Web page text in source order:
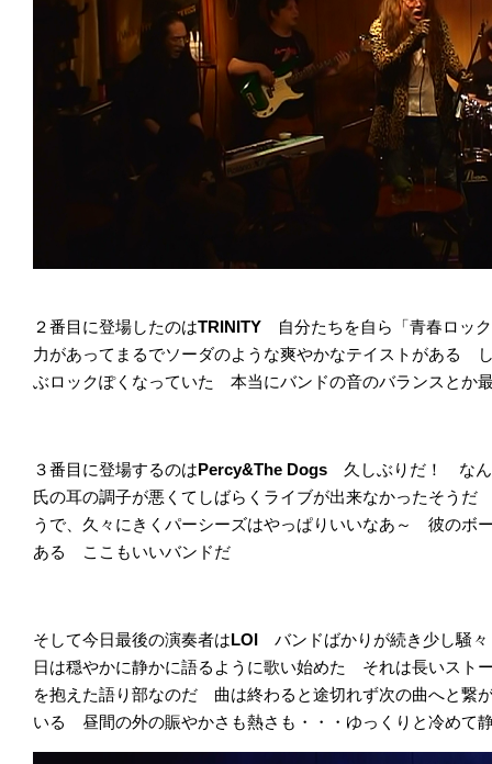
２番目に登場したのはTRINITY
自分たちを自ら「青春ロッ
力があってまるでソーダのような爽やかなテイストがある
ぶロックぽくなっていた 本当にバンドの音のバランスとか
３番目に登場するのはPercy&The Dogs 久しぶりだ！ なん
氏の耳の調子が悪くてしばらくライブが出来なかったそう
うで、久々にきくパーシーズはやっぱりいいなあ～ 彼のボ
ある ここもいいバンドだ
そして今日最後の演奏者はLOI バンドばかりが続き少し騒
日は穏やかに静かに語るように歌い始めた それは長いスト
を抱えた語り部なのだ 曲は終わると途切れず次の曲へと繋
いる 昼間の外の賑やかさも熱さも・・・ゆっくりと冷めて